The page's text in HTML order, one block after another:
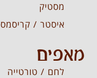
מסטיק
איסטר / קריסמס
מאפים
לחם / טורטייה